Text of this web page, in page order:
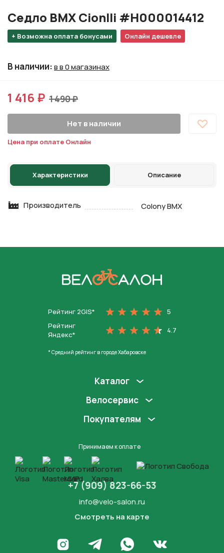
+ Возможна оплата бонусами Онлайн дешевле
Седло BMX Cionlli #H000014412
В наличии:в в 0 магазинах
1 416 ₽ 1 490 ₽
Нет в наличии
Цена при оплате Онлайн
Характеристики Описание
Производитель Colony BMX
Рейтинг 2GIS*
5
Рейтинг
Яндекс*
4.7
* Средний рейтинг в городе Хабаровске
Каталог
Велосервис
Покупателям
Принимаем к оплате
+7 (909) 823-66-53
info@velo-salon.ru
Смотреть на карте
Перейти в Инстаграм
Написать в Телеграм
Написать в WhatsApp
Перейти во